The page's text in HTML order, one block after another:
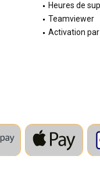
Heures de
Teamviewer
Activation